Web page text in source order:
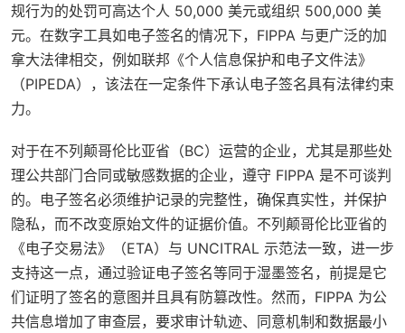
规行为的处罚可高达个人 50,000 美元或组织 500,000 美
元。在数字工具如电子签名的情况下，FIPPA 与更广泛的加
拿大法律相交，例如联邦《个人信息保护和电子文件法》
（PIPEDA），该法在一定条件下承认电子签名具有法律约束
力。
对于在不列颠哥伦比亚省（BC）运营的企业，尤其是那些处
理公共部门合同或敏感数据的企业，遵守 FIPPA 是不可谈判
的。电子签名必须维护记录的完整性，确保真实性，并保护
隐私，而不改变原始文件的证据价值。不列颠哥伦比亚省的
《电子交易法》（ETA）与 UNCITRAL 示范法一致，进一步
支持这一点，通过验证电子签名等同于湿墨签名，前提是它
们证明了签名的意图并且具有防篡改性。然而，FIPPA 为公
共信息增加了审查层，要求审计轨迹、同意机制和数据最小